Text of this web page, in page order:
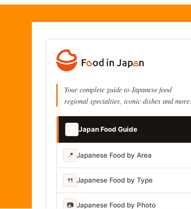
Your complete guide to Japanese food
regional specialties, iconic dishes and more.
Japan Food Guide
📍 Japanese Food by Area
🍴 Japanese Food by Type
📷 Japanese Food by Photo